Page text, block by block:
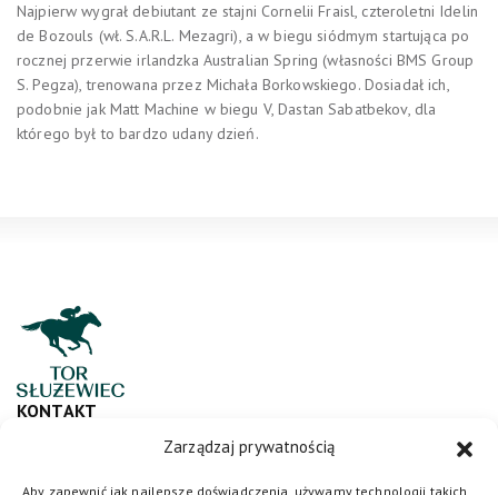
Zarządzaj prywatnością
Aby zapewnić jak najlepsze doświadczenia, używamy technologii takich
Najpierw wygrał debiutant ze stajni Cornelii Fraisl, czteroletni Idelin
de Bozouls (wł. S.A.R.L. Mezagri), a w biegu siódmym startująca po
rocznej przerwie irlandzka Australian Spring (własności BMS Group
S. Pegza), trenowana przez Michała Borkowskiego. Dosiadał ich,
podobnie jak Matt Machine w biegu V, Dastan Sabatbekov, dla
którego był to bardzo udany dzień.
KONTAKT
ul. Puławska 266, 02-684 Warszawa